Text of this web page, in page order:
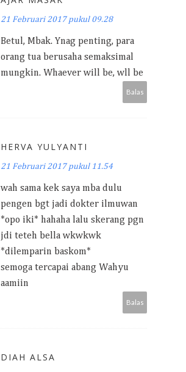
21 Februari 2017 pukul 09.28
Betul, Mbak. Ynag penting, para
orang tua berusaha semaksimal
mungkin. Whaever will be, wll be
Balas
HERVA YULYANTI
21 Februari 2017 pukul 11.54
wah sama kek saya mba dulu
pengen bgt jadi dokter ilmuwan
*opo iki* hahaha lalu skerang pgn
jdi teteh bella wkwkwk
*dilemparin baskom*
semoga tercapai abang Wahyu
aamiin
Balas
DIAH ALSA